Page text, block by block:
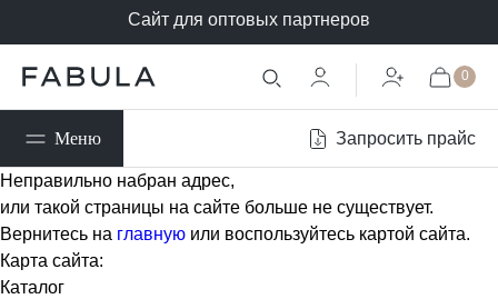
Сайт для оптовых партнеров
0
Меню Запросить прайс
Неправильно набран адрес,
или такой страницы на сайте больше не существует.
Вернитесь на главную или воспользуйтесь картой сайта.
Карта сайта:
Каталог